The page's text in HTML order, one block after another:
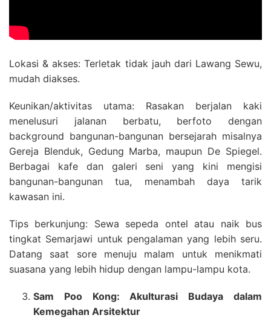
Lokasi & akses: Terletak tidak jauh dari Lawang Sewu,
mudah diakses.
Keunikan/aktivitas utama: Rasakan berjalan kaki
menelusuri jalanan berbatu, berfoto dengan
background bangunan-bangunan bersejarah misalnya
Gereja Blenduk, Gedung Marba, maupun De Spiegel.
Berbagai kafe dan galeri seni yang kini mengisi
bangunan-bangunan tua, menambah daya tarik
kawasan ini.
Tips berkunjung: Sewa sepeda ontel atau naik bus
tingkat Semarjawi untuk pengalaman yang lebih seru.
Datang saat sore menuju malam untuk menikmati
suasana yang lebih hidup dengan lampu-lampu kota.
Sam Poo Kong: Akulturasi Budaya dalam
Kemegahan Arsitektur